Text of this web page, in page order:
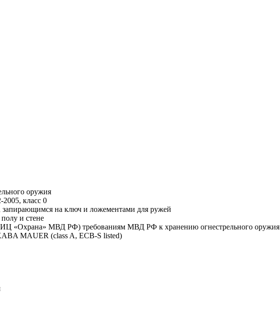
оружия
класс 0
на ключ и ложементами для ружей
и стене
«Охрана» МВД РФ) требованиям МВД РФ к хранению огнестрельного оружия
MAUER (class A, ECB-S listed)